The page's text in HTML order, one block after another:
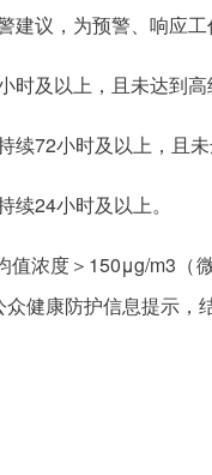
议，为预警、响应
及以上，且未达到高
72小时及以上，且未
24小时及以上。
浓度＞150μg/m3
健康防护信息提示，